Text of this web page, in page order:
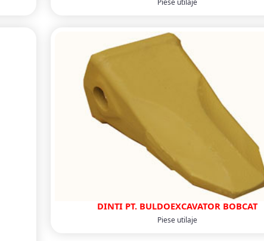
Piese utilaje
DINTI PT. BULDOEXCAVATOR BOBCAT
Piese utilaje